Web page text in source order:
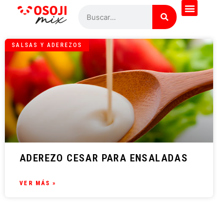
SALSAS Y ADEREZOS
ADEREZO CESAR PARA ENSALADAS
VER MÁS »